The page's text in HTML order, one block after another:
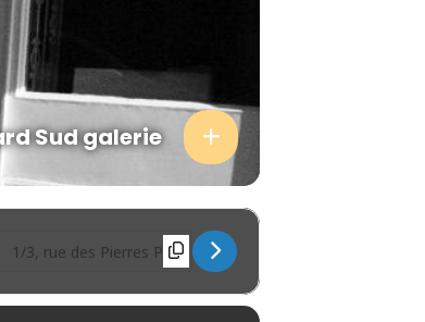
Sud galerie
Destination Address - Rima Samman [ZbpSIk3AL]